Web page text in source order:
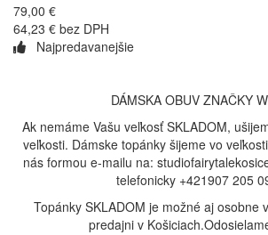
79,00 €
64,23 € bez DPH
Najpredavanejšie
DÁMSKA OBUV ZNAČKY
Ak nemáme Vašu veľkosť SKLADOM,
veľkosti. Dámske topánky šijeme vo
nás formou e-mailu na:
telefonicky +421907 205
Topánky SKLADOM je možné aj osobne
predajni v